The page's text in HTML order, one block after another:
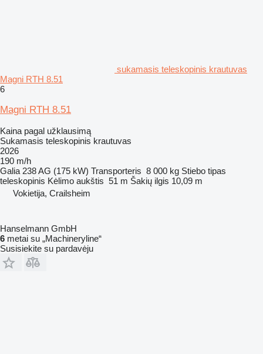
sukamasis teleskopinis krautuvas
Magni RTH 8.51
6
Magni RTH 8.51
Kaina pagal užklausimą
Sukamasis teleskopinis krautuvas
2026
190 m/h
Galia 238 AG (175 kW) Transporteris 8 000 kg Stiebo tipas
teleskopinis Kėlimo aukštis 51 m Šakių ilgis 10,09 m
Vokietija, Crailsheim
Hanselmann GmbH
6 metai su „Machineryline“
Susisiekite su pardavėju